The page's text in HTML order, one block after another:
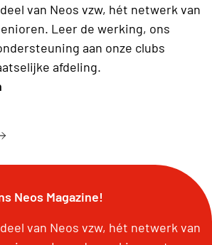
van Neos vzw, hét netwerk van
Leer de werking, ons
aan onze clubs
afdeling.
Neos Magazine!
van Neos vzw, hét netwerk van